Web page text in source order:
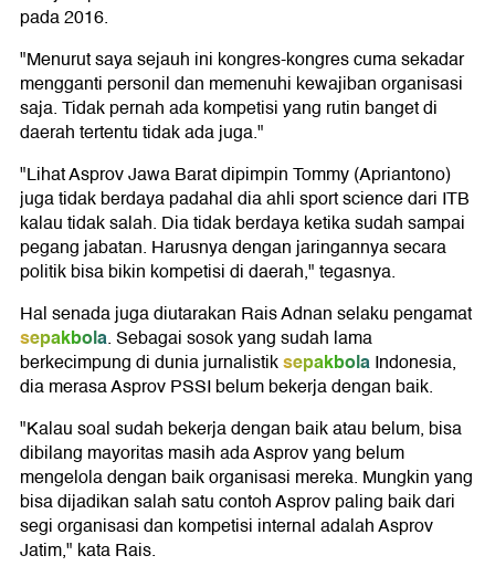
pada 2016.
"Menurut saya sejauh ini kongres-kongres cuma sekadar
mengganti personil dan memenuhi kewajiban organisasi
saja. Tidak pernah ada kompetisi yang rutin banget di
daerah tertentu tidak ada juga."
"Lihat Asprov Jawa Barat dipimpin Tommy (Apriantono)
juga tidak berdaya padahal dia ahli sport science dari ITB
kalau tidak salah. Dia tidak berdaya ketika sudah sampai
pegang jabatan. Harusnya dengan jaringannya secara
politik bisa bikin kompetisi di daerah," tegasnya.
Hal senada juga diutarakan Rais Adnan selaku pengamat
sepakbola. Sebagai sosok yang sudah lama
berkecimpung di dunia jurnalistiksepakbolaIndonesia,
dia merasa Asprov PSSI belum bekerja dengan baik.
"Kalau soal sudah bekerja dengan baik atau belum, bisa
dibilang mayoritas masih ada Asprov yang belum
mengelola dengan baik organisasi mereka. Mungkin yang
bisa dijadikan salah satu contoh Asprov paling baik dari
segi organisasi dan kompetisi internal adalah Asprov
Jatim," kata Rais.